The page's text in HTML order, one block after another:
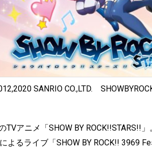
SANRIO CO.,LTD.
TVアニメ「SHOW BY ROCK!!STARS!!
よるライブ「SHOW BY ROCK!! 3969